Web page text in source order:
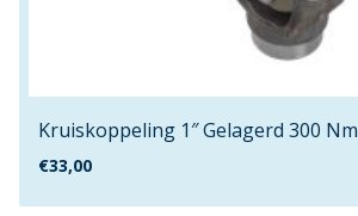
68mm
Kruiskoppeling 1″ Gelagerd 300 Nm
€33,00